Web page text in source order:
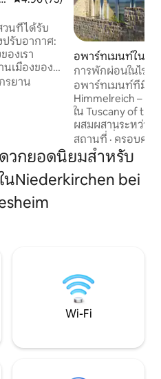
นที่ได้รับ
ปรับอากาศ:
องเรา
นเมืองของ
โดยตรง
ที่นั่งเล่น
วางพร้อม
ปิดที่มี
ใหญ่ 1 ห้อง
งน้ำในเวลา
าแยกต่าง
รยาน
อพาร์ทเมนท์ใน
Berg
การพักผ่อนในไร่อ
อพาร์ทเมนท์ที่มีดีไ
Himmelreich – ค
ใน Tuscany of the
ผสมผสานระหว่า
สำเนียงที่อบอุ่นแ
ทเมนท์ที่มีสไตล์ท
ภายในและภายนอ
ขวางและมีน้ำท่วม
ตารางเมตร ระเ
สถานที่ · ครอบครัว
วกยอดนิยมสำหรับ
Niederkirchen bei
Wi-Fi